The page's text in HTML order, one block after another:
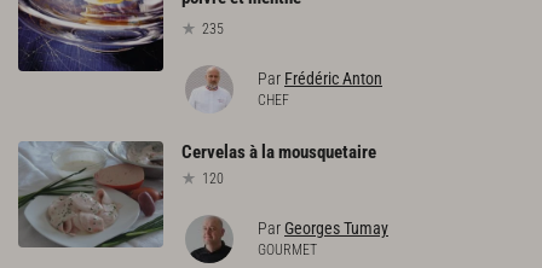
235
Par Frédéric Anton
CHEF
Cervelasà lamousquetaire
120
ParGeorges Tumay
GOURMET